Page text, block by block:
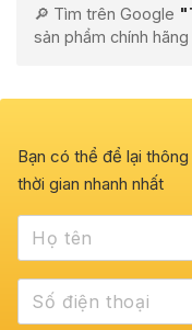
🔎 Tìm trên Google
sản phẩm chính
Bạn có thể để lại
thời gian nhanh nhất